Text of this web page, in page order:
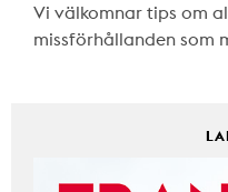
Vi välkomnar tips om
missförhållanden som